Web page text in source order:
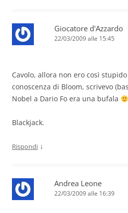
Giocatore d'Azzardo
22/03/2009 alle 15:45
Cavolo, allora non ero così
conoscenza di Bloom, scrivevo
Nobel a Dario Fo era una bufala
Blackjack.
Rispondi ↓
Andrea Leone
22/03/2009 alle 16:39